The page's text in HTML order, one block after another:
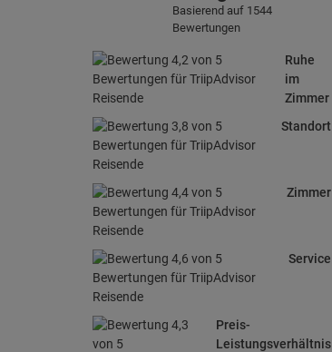
Basierend auf 1544
Bewertungen
Ruhe
im
Zimmer
Standort
Zimmer
Service
Preis-
Leistungsverhältnis